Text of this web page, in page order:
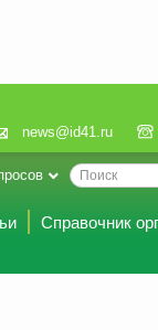
news@id41.ru
Справочник